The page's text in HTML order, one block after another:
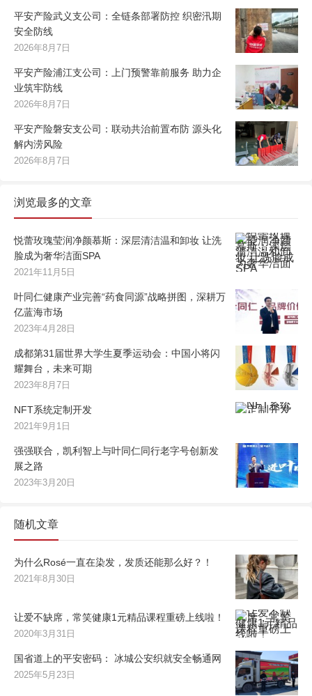
平安产险武义支公司：全链条部署防控 织密汛期
安全防线
2026年8月7日
平安产险浦江支公司：上门预警靠前服务 助力企
业筑牢防线
2026年8月7日
平安产险磐安支公司：联动共治前置布防 源头化
解内涝风险
2026年8月7日
浏览最多的文章
悦蕾玫瑰莹润净颜慕斯：深层清洁温和卸妆 让洗
脸成为奢华洁面SPA
2021年11月5日
叶同仁健康产业完善“药食同源”战略拼图，深耕万
亿蓝海市场
2023年4月28日
成都第31届世界大学生夏季运动会：中国小将闪
耀舞台，未来可期
2023年8月7日
NFT系统定制开发
2021年9月1日
强强联合，凯利智上与叶同仁同行老字号创新发
展之路
2023年3月20日
随机文章
为什么Rosé一直在染发，发质还能那么好？！
2021年8月30日
让爱不缺席，常笑健康1元精品课程重磅上线啦！
2020年3月31日
国省道上的平安密码： 冰城公安织就安全畅通网
2025年5月23日